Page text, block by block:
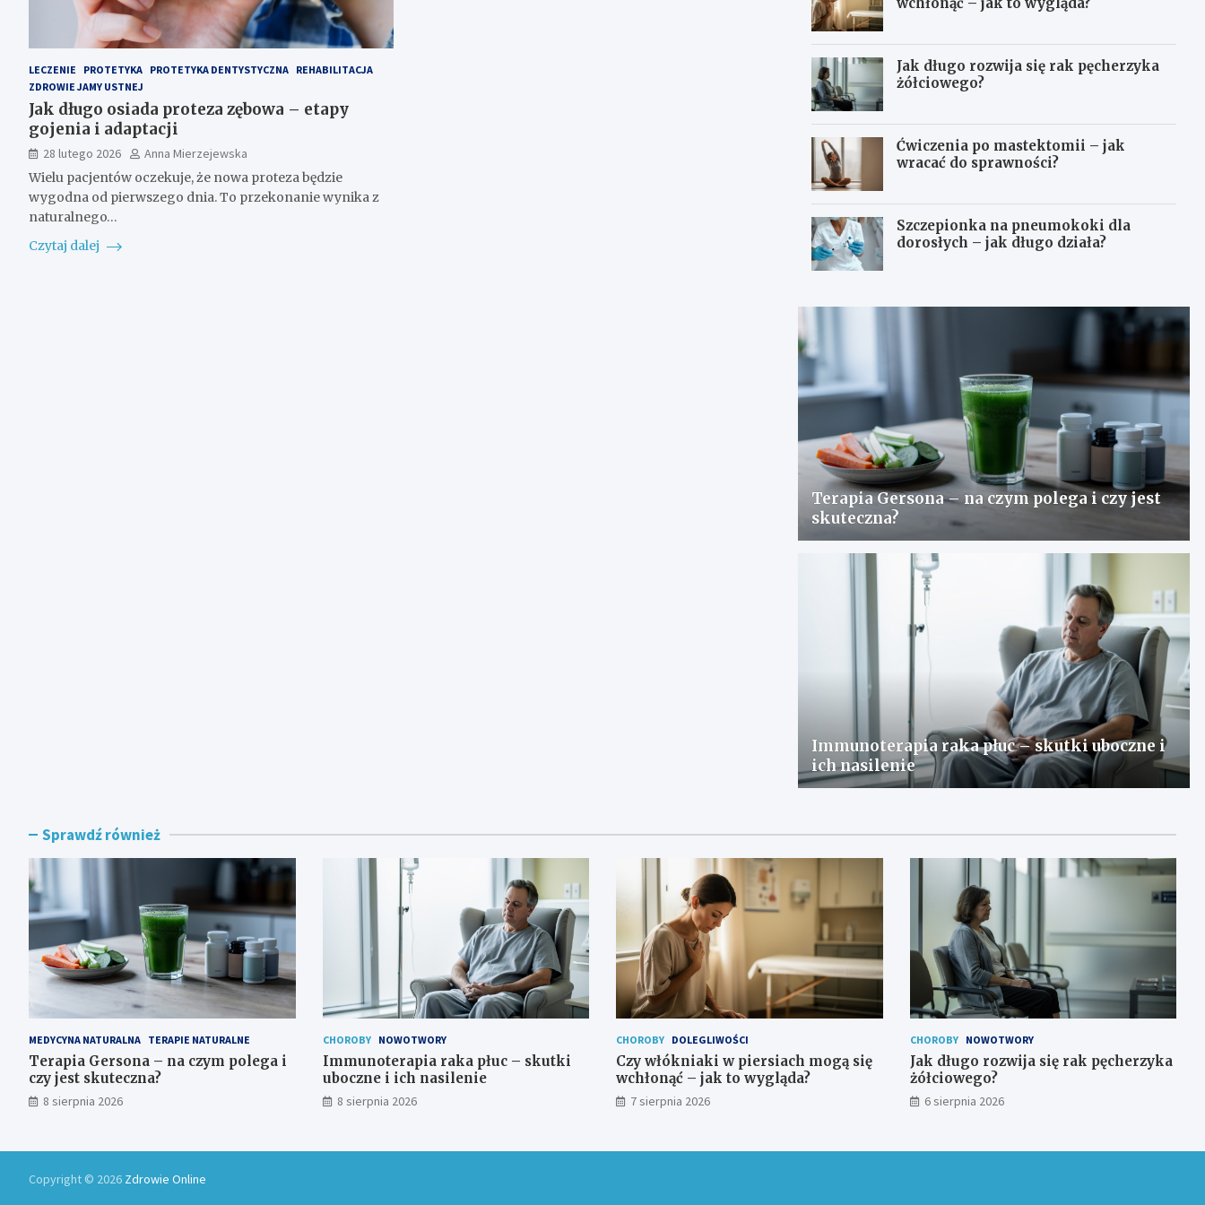
LECZENIE PROTETYKA PROTETYKA DENTYSTYCZNA REHABILITACJA
ZDROWIE JAMY USTNEJ
Jak długo osiada proteza zębowa – etapy
gojenia i adaptacji
28 lutego 2026
Anna Mierzejewska
Wielu pacjentów oczekuje, że nowa proteza będzie
wygodna od pierwszego dnia. To przekonanie wynika z
naturalnego…
Czytaj dalej
Jak długo rozwija się rak pęcherzyka
żółciowego?
Ćwiczenia po mastektomii – jak
wracać do sprawności?
Szczepionka na pneumokoki dla
dorosłych – jak długo działa?
Terapia Gersona – na czym polega i czy jest
skuteczna?
Immunoterapia raka płuc – skutki uboczne i
ich nasilenie
Sprawdź również
MEDYCYNA NATURALNA TERAPIE NATURALNE
Terapia Gersona – na czym polega i
czy jest skuteczna?
8 sierpnia 2026
CHOROBY NOWOTWORY
Immunoterapia raka płuc – skutki
uboczne i ich nasilenie
8 sierpnia 2026
CHOROBY DOLEGLIWOŚCI
Czy włókniaki w piersiach mogą się
wchłonąć – jak to wygląda?
7 sierpnia 2026
CHOROBY NOWOTWORY
Jak długo rozwija się rak pęcherzyka
żółciowego?
6 sierpnia 2026
Copyright © 2026 Zdrowie Online